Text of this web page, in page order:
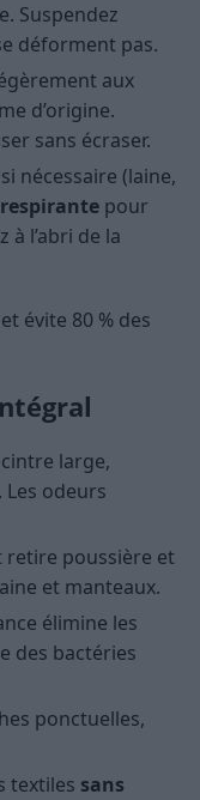
Suspendez
déforment pas.
aux
d’origine.
sans écraser.
nécessaire (laine,
pour
à l’abri de la
évite 80 % des
large,
Les odeurs
retire poussière et
et manteaux.
élimine les
des bactéries
ponctuelles,
textiles sans